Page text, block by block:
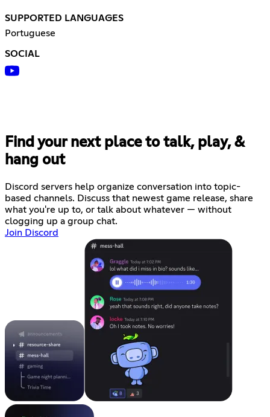
SUPPORTED LANGUAGES
Portuguese
SOCIAL
Find your next place to talk, play, &
hang out
Discord servers help organize conversation into topic-
based channels. Discuss that newest game release, share
what you're up to, or talk about whatever — without
clogging up a group chat.
Join Discord